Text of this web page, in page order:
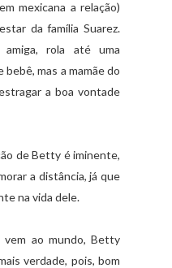
mexicana a relação)
da família Suarez.
rola até uma
bebê, mas a mamãe do
a boa vontade
de Betty é iminente,
a distância, já que
na vida dele.
ao mundo, Betty
verdade, pois, bom